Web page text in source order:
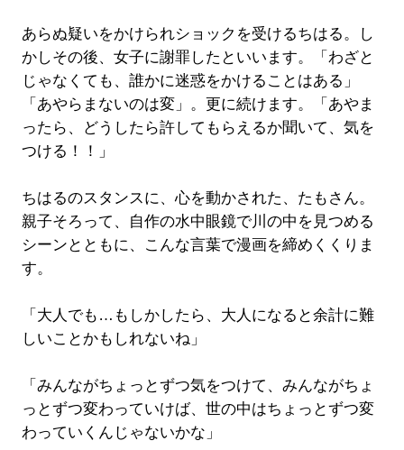
あらぬ疑いをかけられショックを受けるちはる。し
かしその後、女子に謝罪したといいます。「わざと
じゃなくても、誰かに迷惑をかけることはある」
「あやらまないのは変」。更に続けます。「あやま
ったら、どうしたら許してもらえるか聞いて、気を
つける！！」
ちはるのスタンスに、心を動かされた、たもさん。
親子そろって、自作の水中眼鏡で川の中を見つめる
シーンとともに、こんな言葉で漫画を締めくくりま
す。
「大人でも…もしかしたら、大人になると余計に難
しいことかもしれないね」
「みんながちょっとずつ気をつけて、みんながちょ
っとずつ変わっていけば、世の中はちょっとずつ変
わっていくんじゃないかな」